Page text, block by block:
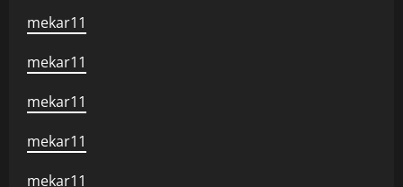
mekar11
mekar11
mekar11
mekar11
mekar11